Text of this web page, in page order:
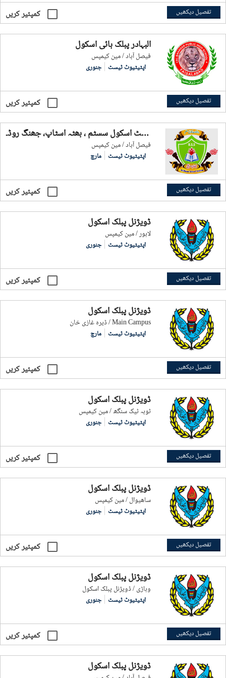
کمپئیر کریں تفصیل دیکھیں
البہادر پبلک ہائی اسکول
فيصل آباد / مین کیمپس
اپٹیٹیوٹ ٹیسٹ جنوری
کمپئیر کریں تفصیل دیکھیں
بریلینٹ اسکول سسٹم ، بھٹہ اسٹاپ، جھنگ روڈ۔
فيصل آباد / مین کیمپس
اپٹیٹیوٹ ٹیسٹ مارچ
کمپئیر کریں تفصیل دیکھیں
ڈویژنل پبلک اسکول
لاہور / مین کیمپس
اپٹیٹیوٹ ٹیسٹ جنوری
کمپئیر کریں تفصیل دیکھیں
ڈویژنل پبلک اسکول
ڈیرہ غازی خان / Main Campus
اپٹیٹیوٹ ٹیسٹ مارچ
کمپئیر کریں تفصیل دیکھیں
ڈویژنل پبلک اسکول
ٹوبہ ٹیک سنگھ / مین کیمپس
اپٹیٹیوٹ ٹیسٹ جنوری
کمپئیر کریں تفصیل دیکھیں
ڈویژنل پبلک اسکول
ساھیوال / مین کیمپس
اپٹیٹیوٹ ٹیسٹ جنوری
کمپئیر کریں تفصیل دیکھیں
ڈویژنل پبلک اسکول
وہاڑی / ڈویژنل پبلک اسکول
اپٹیٹیوٹ ٹیسٹ جنوری
کمپئیر کریں تفصیل دیکھیں
ڈویژنل پبلک اسکول